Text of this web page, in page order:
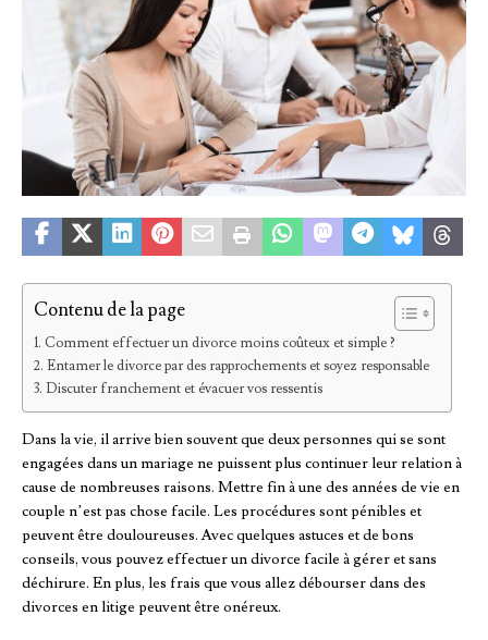
Contenu de la page
Comment effectuer un divorce moins coûteux et simple ?
Entamer le divorce par des rapprochements et soyez responsable
Discuter franchement et évacuer vos ressentis
Dans la vie, il arrive bien souvent que deux personnes qui se sont
engagées dans un mariage ne puissent plus continuer leur relation à
cause de nombreuses raisons. Mettre fin à une des années de vie en
couple n’est pas chose facile. Les procédures sont pénibles et
peuvent être douloureuses. Avec quelques astuces et de bons
conseils, vous pouvez effectuer un divorce facile à gérer et sans
déchirure. En plus, les frais que vous allez débourser dans des
divorces en litige peuvent être onéreux.